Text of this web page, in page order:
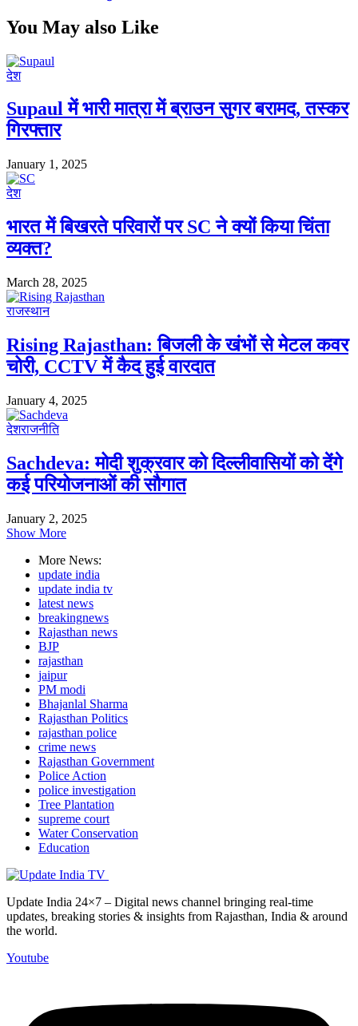
You May also Like
देश
Supaul में भारी मात्रा में ब्राउन सुगर बरामद, तस्कर
गिरफ्तार
January 1, 2025
देश
भारत में बिखरते परिवारों पर SC ने क्यों किया चिंता
व्यक्त?
March 28, 2025
राजस्थान
Rising Rajasthan: बिजली के खंभों से मेटल कवर
चोरी, CCTV में कैद हुई वारदात
January 4, 2025
देशराजनीति
Sachdeva: मोदी शुक्रवार को दिल्लीवासियों को देंगे
कई परियोजनाओं की सौगात
January 2, 2025
Show More
More News:
update india
update india tv
latest news
breakingnews
Rajasthan news
BJP
rajasthan
jaipur
PM modi
Bhajanlal Sharma
Rajasthan Politics
rajasthan police
crime news
Rajasthan Government
Police Action
police investigation
Tree Plantation
supreme court
Water Conservation
Education
Update India 24×7 – Digital news channel bringing real-time
updates, breaking stories & insights from Rajasthan, India & around
the world.
Youtube